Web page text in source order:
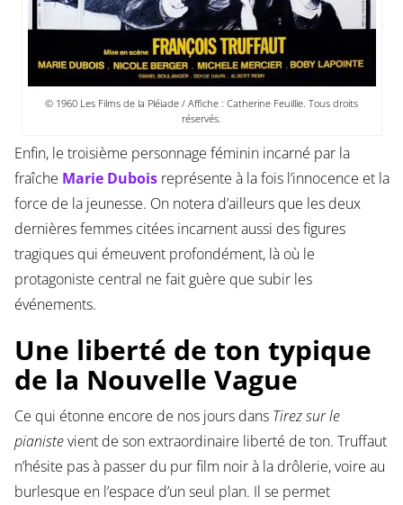
© 1960 Les Films de la Pléiade / Affiche : Catherine Feuillie. Tous droits
réservés.
Enfin, le troisième personnage féminin incarné par la
fraîche Marie Duboisreprésente à la fois l’innocence et la
force de la jeunesse. On notera d’ailleurs que les deux
dernières femmes citées incarnent aussi des figures
tragiques qui émeuvent profondément, là où le
protagoniste central ne fait guère que subir les
événements.
Une liberté de ton typique
de la Nouvelle Vague
Ce qui étonne encore de nos jours dans Tirez sur le
pianistevient de son extraordinaire liberté de ton. Truffaut
n’hésite pas à passer du pur film noir à la drôlerie, voire au
burlesque en l’espace d’un seul plan. Il se permet